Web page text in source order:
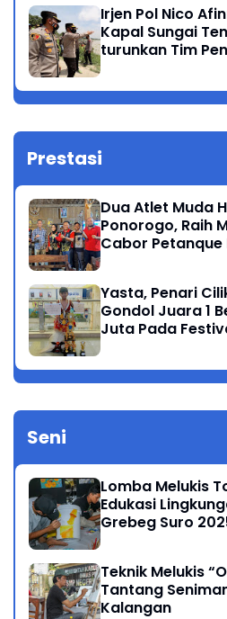
Irjen Pol Nico
Kapal Sungai
turunkan Tim
Prestasi
Dua Atlet Muda
Ponorogo, Raih
Cabor
Yasta, Penari
Gondol Juara 1
Juta Pada
Seni
Lomba Melukis
Edukasi
Grebeg Suro
Teknik Melukis
Tantang
Kalangan